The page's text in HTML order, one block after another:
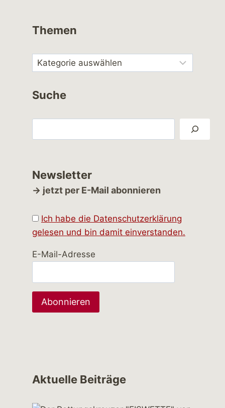
Themen
Suche
Newsletter
→ jetzt per E-Mail abonnieren
Ich habe die Datenschutzerklärung
gelesen und bin damit einverstanden.
E-Mail-Adresse
Aktuelle Beiträge